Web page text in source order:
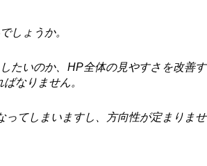
しょうか。
たいのか、HP全体の見やすさを改善す
なりません。
てしまいますし、方向性が定まりませ